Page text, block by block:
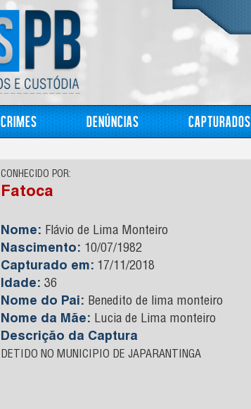
Crimes Denúncias Capturados
CONHECIDO POR:
Fatoca
Nome: Flávio de Lima Monteiro
Nascimento: 10/07/1982
Capturado em: 17/11/2018
Idade: 36
Nome do Pai: Benedito de lima monteiro
Nome da Mãe: Lucia de Lima monteiro
Descrição da Captura
DETIDO NO MUNICIPIO DE JAPARANTINGA